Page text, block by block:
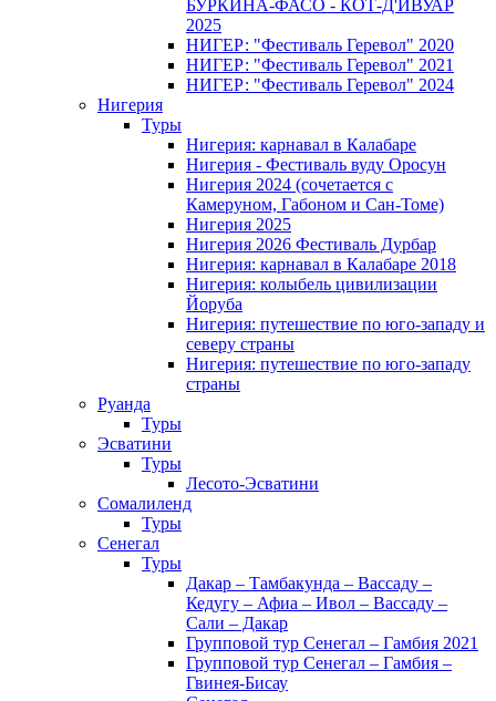
БУРКИНА-ФАСО - КОТ-Д'ИВУАР
2025
НИГЕР: "Фестиваль Геревол" 2020
НИГЕР: "Фестиваль Геревол" 2021
НИГЕР: "Фестиваль Геревол" 2024
Нигерия
Туры
Нигерия: карнавал в Калабаре
Нигерия - Фестиваль вуду Оросун
Нигерия 2024 (сочетается с
Камеруном, Габоном и Сан-Томе)
Нигерия 2025
Нигерия 2026 Фестиваль Дурбар
Нигерия: карнавал в Калабаре 2018
Нигерия: колыбель цивилизации
Йоруба
Нигерия: путешествие по юго-западу и
северу страны
Нигерия: путешествие по юго-западу
страны
Руанда
Туры
Эсватини
Туры
Лесото-Эсватини
Сомалиленд
Туры
Сенегал
Туры
Дакар – Тамбакунда – Вассаду –
Кедугу – Афиа – Ивол – Вассаду –
Сали – Дакар
Групповой тур Сенегал – Гамбия 2021
Групповой тур Сенегал – Гамбия –
Гвинея-Бисау